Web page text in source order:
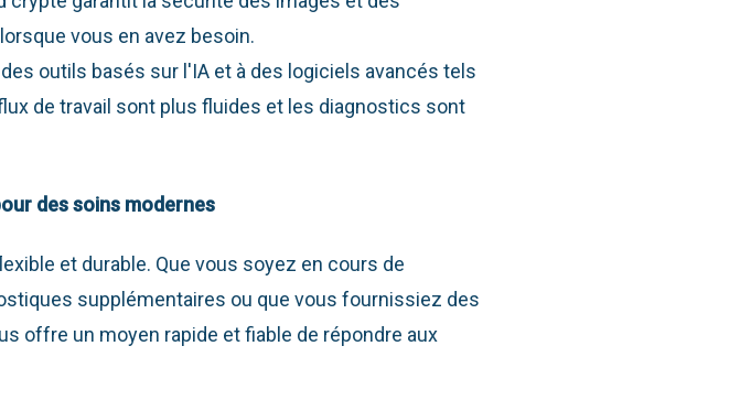
vous en avez besoin.
outils basés sur l'IA et à des logiciels avancés tels
de travail sont plus fluides et les diagnostics sont
des soins modernes
et durable. Que vous soyez en cours de
supplémentaires ou que vous fournissiez des
offre un moyen rapide et fiable de répondre aux